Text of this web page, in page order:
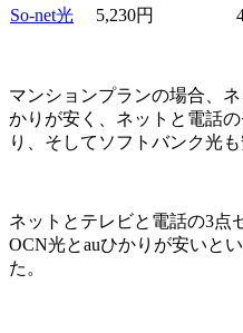
So-net光
5,230円
マンションプランの場合、
かりが安く、ネットと電話
り、そしてソフトバンク光
ネットとテレビと電話の3点
OCN光とauひかりが安いと
た。